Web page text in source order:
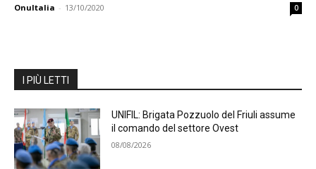
OnuItalia - 13/10/2020 0
I PIÙ LETTI
UNIFIL: Brigata Pozzuolo del Friuli assume
il comando del settore Ovest
08/08/2026